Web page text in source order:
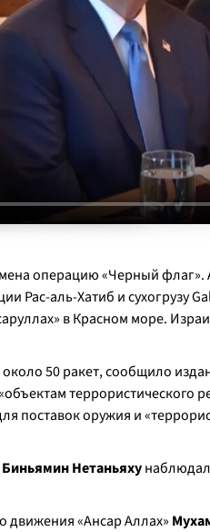
операцию «Черный
Рас-аль-Хатиб и сухогрузу
в Красном море.
50 ракет, сообщило
террористического
поставок оружия и
Биньямин Нетаньяхунаблюдал
движения «Ансар Аллах»